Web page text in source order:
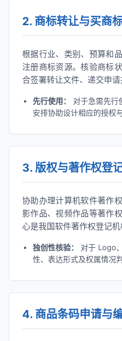
2. 商标转让与买商
根据行业、类别、预算和
注册商标资源。核验商标
合签署转让文件、递交申请
先行使用：
对于急需先行
安排协助设计相应的授权
3. 版权与著作权登
协助办理计算机软件著作
影作品、视频作品等著作
心是我国软件著作权登记机
独创性核验：
对于 Logo
性、表达形式及权属情况
4. 商品条码申请与